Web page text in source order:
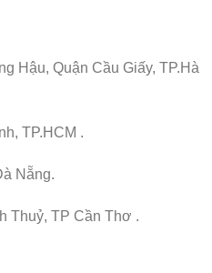
Hậu, Quận Cầu Giấy, TP.Hà
TP.HCM .
Nẵng.
Thuỷ, TP Cần Thơ .